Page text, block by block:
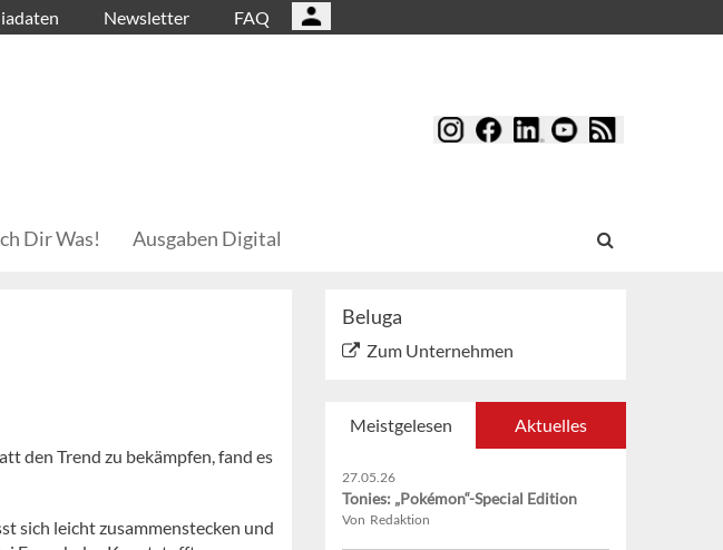
Newsletter FAQ
Dir Was! Ausgaben Digital
den Trend zu bekämpfen, fand es
sich leicht zusammenstecken und
Beluga
Zum Unternehmen
Meistgelesen Aktuelles
27.05.26
Tonies: „Pokémon“-Special Edition
Von Redaktion